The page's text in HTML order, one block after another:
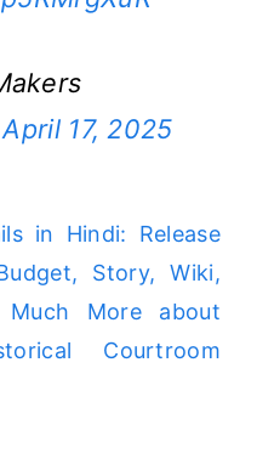
April 17, 2025
in Hindi: Release
Story, Wiki,
More about
Courtroom